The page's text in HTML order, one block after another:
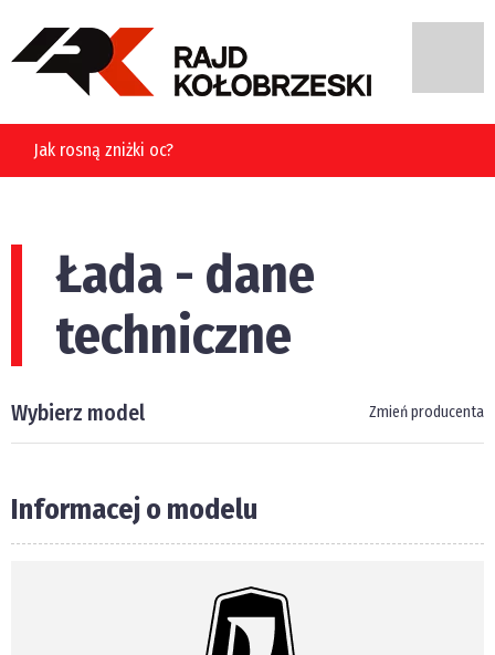
Jak rosną zniżki oc?
Łada - dane
techniczne
Wybierz model Zmień producenta
Informacej o modelu